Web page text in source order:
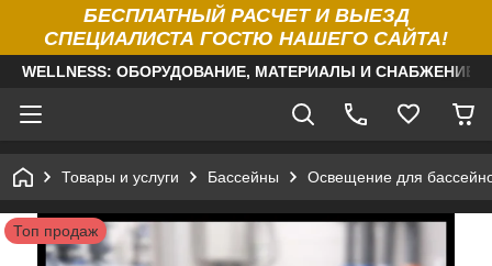
БЕСПЛАТНЫЙ РАСЧЕТ И ВЫЕЗД
СПЕЦИАЛИСТА ГОСТЮ НАШЕГО САЙТА!
WELLNESS: ОБОРУДОВАНИЕ, МАТЕРИАЛЫ И
Товары и услуги Бассейны Освещение для
Топ продаж